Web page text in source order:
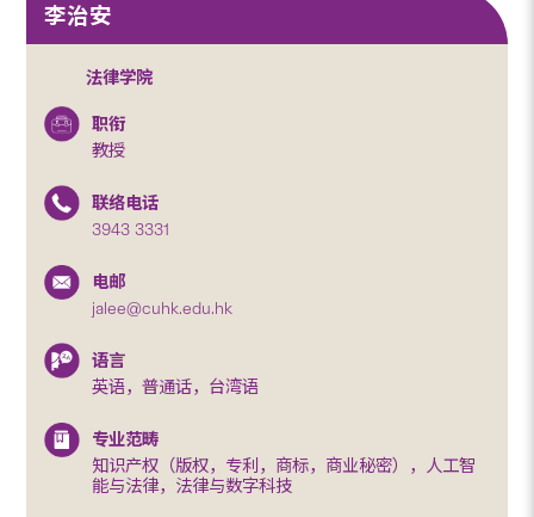
李治安
法律学院
职衔
教授
联络电话
3943 3331
电邮
jalee@cuhk.edu.hk
语言
英语，普通话，台湾语
专业范畴
知识产权（版权，专利，商标，商业秘密），人工智
能与法律，法律与数字科技